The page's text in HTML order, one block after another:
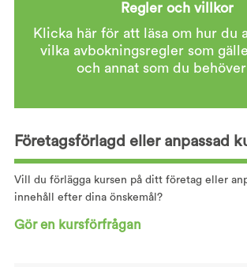
Regler och villkor
Klicka här för att läsa om hur du
vilka avbokningsregler som
och annat som du
Företagsförlagd eller anpassad
Vill du förlägga kursen på ditt företag eller
innehåll efter dina önskemål?
Gör en kursförfrågan